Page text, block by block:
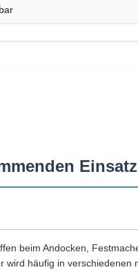
beim Andocken,
häufig in verschiedenen